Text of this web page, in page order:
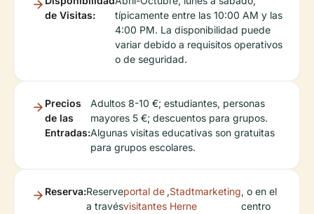
de Visitas:
típicamente entre las 10:00 AM y las
4:00 PM. La disponibilidad puede
variar debido a requisitos operativos
o de seguridad.
Precios
de las
Entradas:
Adultos 8-10 €; estudiantes, personas
mayores 5 €; descuentos para grupos.
Algunas visitas educativas son gratuitas
para grupos escolares.
Reserva:Reserve
a través
portal de
visitantes
,Stadtmarketing
Herne
, o en el
centro